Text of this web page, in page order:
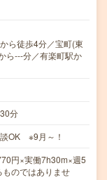
ら徒歩4分／宝町(東
ら---分／有楽町駅か
分
OK ※9月～！
円×実働7h30m×週5
のではありませ